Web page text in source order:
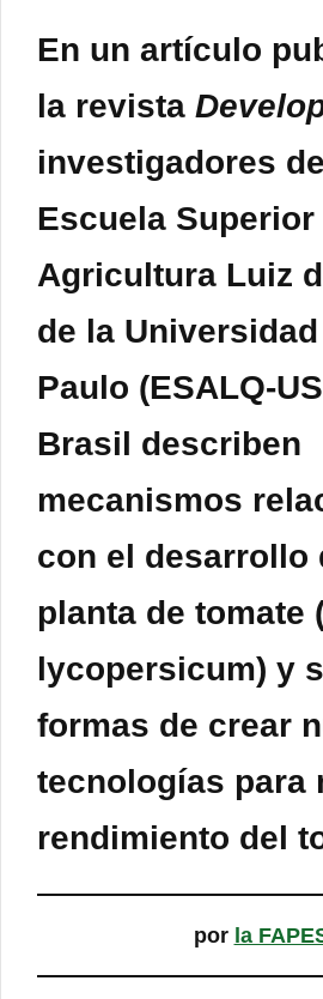
En un artículo
la revista
investigadores
Escuela Superior
Agricultura Luiz
de la
Paulo (ESALQ-
Brasil describen
mecanismos
con el desarrollo
planta de tomate
lycopersicum) y
formas de crear
tecnologías para
rendimiento del
por la